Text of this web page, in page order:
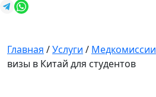
Главная /Услуги / Медкомиссии
визы в Китай для студентов